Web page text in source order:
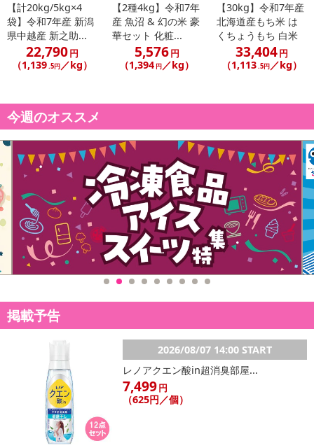
【計20kg/5kg×4
袋】令和7年産 新潟
県中越産 新之助...
22,790円
（1,139.5円／kg）
【2種4kg】令和7年
産 魚沼 & 幻の米 豪
華セット 化粧...
5,576円
（1,394 円／kg）
【30kg】令和7年産
北海道産もち米 は
くちょうもち 白米
33,404円
（1,113.5円／kg）
今週のオススメ
掲載予告
2026/08/07 14:00 START
レノアクエン酸in超消臭部屋...
7,499円
（625円／個）